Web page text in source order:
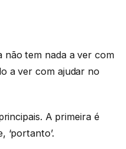
não tem nada a ver com
a ver com ajudar no
A primeira é
‘portanto’.